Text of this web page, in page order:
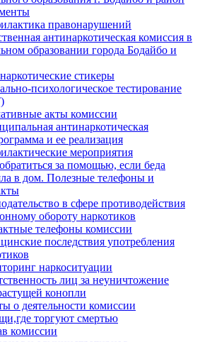
правонарушений
антинаркотическая комиссия в
образовании города Бодайбо и
стикеры
психологическое тестирование
акты комиссии
антинаркотическая
и ее реализация
мероприятия
за помощью, если беда
в дом. Полезные телефоны и
в сфере противодействия
обороту наркотиков
телефоны комиссии
последствия употребления
наркоситуации
лиц за неуничтожение
конопли
о деятельности комиссии
торгуют смертью
комиссии